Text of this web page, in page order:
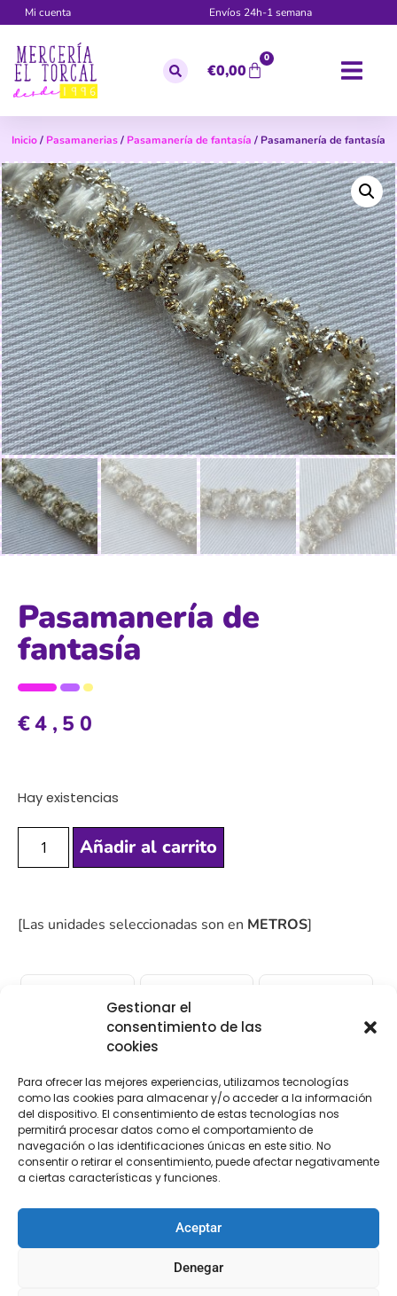
Gestionar el
consentimiento de las
cookies
Para ofrecer las mejores experiencias, utilizamos tecnologías
como las cookies para almacenar y/o acceder a la información
del dispositivo. El consentimiento de estas tecnologías nos
permitirá procesar datos como el comportamiento de
navegación o las identificaciones únicas en este sitio. No
consentir o retirar el consentimiento, puede afectar negativamente
a ciertas características y funciones.
Aceptar
Denegar
Mi cuenta Envíos 24h-1 semana
€0,00
0
Inicio/ Pasamanerias/ Pasamanería de fantasía / Pasamanería de fantasía
Pasamanería de
fantasía
€4,50
Hay existencias
Añadir al carrito
[Las unidades seleccionadas son en METROS]
ENVÍO 24-48H
Descripción
Información adicional
Valoraciones (0)
Pasamanería de fantasía